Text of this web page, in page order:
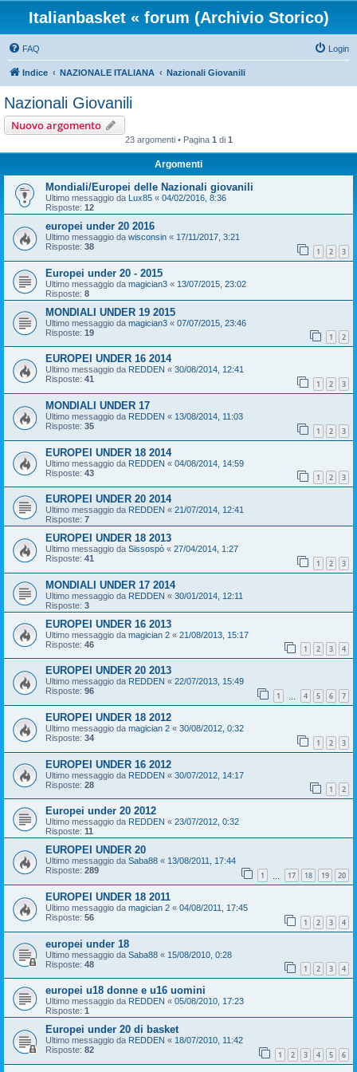
Italianbasket « forum (Archivio Storico)
FAQ Login
Indice NAZIONALE ITALIANA Nazionali Giovanili
Nazionali Giovanili
Nuovo argomento
23 argomenti • Pagina 1 di 1
Argomenti
Mondiali/Europei delle Nazionali giovanili
Ultimo messaggio da Lux85 « 04/02/2016, 8:36
Risposte: 12
europei under 20 2016
Ultimo messaggio da wisconsin « 17/11/2017, 3:21
Risposte: 38 1 2 3
Europei under 20 - 2015
Ultimo messaggio da magician3 « 13/07/2015, 23:02
Risposte: 8
MONDIALI UNDER 19 2015
Ultimo messaggio da magician3 « 07/07/2015, 23:46
Risposte: 19 1 2
EUROPEI UNDER 16 2014
Ultimo messaggio da REDDEN « 30/08/2014, 12:41
Risposte: 41 1 2 3
MONDIALI UNDER 17
Ultimo messaggio da REDDEN « 13/08/2014, 11:03
Risposte: 35 1 2 3
EUROPEI UNDER 18 2014
Ultimo messaggio da REDDEN « 04/08/2014, 14:59
Risposte: 43 1 2 3
EUROPEI UNDER 20 2014
Ultimo messaggio da REDDEN « 21/07/2014, 12:41
Risposte: 7
EUROPEI UNDER 18 2013
Ultimo messaggio da Sissospò « 27/04/2014, 1:27
Risposte: 41 1 2 3
MONDIALI UNDER 17 2014
Ultimo messaggio da REDDEN « 30/01/2014, 12:11
Risposte: 3
EUROPEI UNDER 16 2013
Ultimo messaggio da magician 2 « 21/08/2013, 15:17
Risposte: 46 1 2 3 4
EUROPEI UNDER 20 2013
Ultimo messaggio da REDDEN « 22/07/2013, 15:49
Risposte: 96 1 4 5 6 7
EUROPEI UNDER 18 2012
Ultimo messaggio da magician 2 « 30/08/2012, 0:32
Risposte: 34 1 2 3
EUROPEI UNDER 16 2012
Ultimo messaggio da REDDEN « 30/07/2012, 14:17
Risposte: 28 1 2
Europei under 20 2012
Ultimo messaggio da REDDEN « 23/07/2012, 0:32
Risposte: 11
EUROPEI UNDER 20
Ultimo messaggio da Saba88 « 13/08/2011, 17:44
Risposte: 289 1 17 18 19 20
EUROPEI UNDER 18 2011
Ultimo messaggio da magician 2 « 04/08/2011, 17:45
Risposte: 56 1 2 3 4
europei under 18
Ultimo messaggio da Saba88 « 15/08/2010, 0:28
Risposte: 48 1 2 3 4
europei u18 donne e u16 uomini
Ultimo messaggio da REDDEN « 05/08/2010, 17:23
Risposte: 1
Europei under 20 di basket
Ultimo messaggio da REDDEN « 18/07/2010, 11:42
Risposte: 82 1 2 3 4 5 6